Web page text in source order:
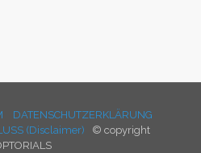
DATENSCHUTZERKLÄRUNG
(Disclaimer) © copyright